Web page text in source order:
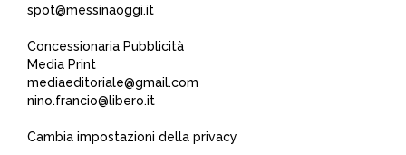
spot@messinaoggi.it
Concessionaria Pubblicità
Media Print
mediaeditoriale@gmail.com
nino.francio@libero.it
Cambia impostazioni della privacy